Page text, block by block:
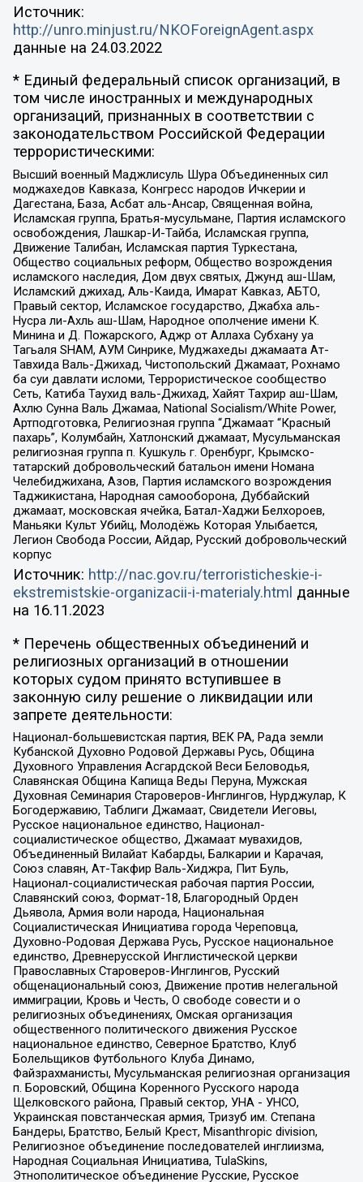
Источник:
http://unro.minjust.ru/NKOForeignAgent.aspx
данные на 24.03.2022
* Единый федеральный список организаций, в
том числе иностранных и международных
организаций, признанных в соответствии с
законодательством Российской Федерации
террористическими:
Высший военный Маджлисуль Шура Объединенных сил
моджахедов Кавказа, Конгресс народов Ичкерии и
Дагестана, База, Асбат аль-Ансар, Священная война,
Исламская группа, Братья-мусульмане, Партия исламского
освобождения, Лашкар-И-Тайба, Исламская группа,
Движение Талибан, Исламская партия Туркестана,
Общество социальных реформ, Общество возрождения
исламского наследия, Дом двух святых, Джунд аш-Шам,
Исламский джихад, Аль-Каида, Имарат Кавказ, АБТО,
Правый сектор, Исламское государство, Джабха аль-
Нусра ли-Ахль аш-Шам, Народное ополчение имени К.
Минина и Д. Пожарского, Аджр от Аллаха Субхану уа
Тагьаля SHAM, АУМ Синрике, Муджахеды джамаата Ат-
Тавхида Валь-Джихад, Чистопольский Джамаат, Рохнамо
ба суи давлати исломи, Террористическое сообщество
Сеть, Катиба Таухид валь-Джихад, Хайят Тахрир аш-Шам,
Ахлю Сунна Валь Джамаа, National Socialism/White Power,
Артподготовка, Религиозная группа “Джамаат “Красный
пахарь”, Колумбайн, Хатлонский джамаат, Мусульманская
религиозная группа п. Кушкуль г. Оренбург, Крымско-
татарский добровольческий батальон имени Номана
Челебиджихана, Азов, Партия исламского возрождения
Таджикистана, Народная самооборона, Дуббайский
джамаат, московская ячейка, Батал-Хаджи Белхороев,
Маньяки Культ Убийц, Молодёжь Которая Улыбается,
Легион Свобода России, Айдар, Русский добровольческий
корпус
Источник: http://nac.gov.ru/terroristicheskie-i-
ekstremistskie-organizacii-i-materialy.html данные
на 16.11.2023
* Перечень общественных объединений и
религиозных организаций в отношении
которых судом принято вступившее в
законную силу решение о ликвидации или
запрете деятельности:
Национал-большевистская партия, ВЕК РА, Рада земли
Кубанской Духовно Родовой Державы Русь, Община
Духовного Управления Асгардской Веси Беловодья,
Славянская Община Капища Веды Перуна, Мужская
Духовная Семинария Староверов-Инглингов, Нурджулар, К
Богодержавию, Таблиги Джамаат, Свидетели Иеговы,
Русское национальное единство, Национал-
социалистическое общество, Джамаат мувахидов,
Объединенный Вилайат Кабарды, Балкарии и Карачая,
Союз славян, Ат-Такфир Валь-Хиджра, Пит Буль,
Национал-социалистическая рабочая партия России,
Славянский союз, Формат-18, Благородный Орден
Дьявола, Армия воли народа, Национальная
Социалистическая Инициатива города Череповца,
Духовно-Родовая Держава Русь, Русское национальное
единство, Древнерусской Инглистической церкви
Православных Староверов-Инглингов, Русский
общенациональный союз, Движение против нелегальной
иммиграции, Кровь и Честь, О свободе совести и о
религиозных объединениях, Омская организация
общественного политического движения Русское
национальное единство, Северное Братство, Клуб
Болельщиков Футбольного Клуба Динамо,
Файзрахманисты, Мусульманская религиозная организация
п. Боровский, Община Коренного Русского народа
Щелковского района, Правый сектор, УНА - УНСО,
Украинская повстанческая армия, Тризуб им. Степана
Бандеры, Братство, Белый Крест, Misanthropic division,
Религиозное объединение последователей инглиизма,
Народная Социальная Инициатива, TulaSkins,
Этнополитическое объединение Русские, Русское